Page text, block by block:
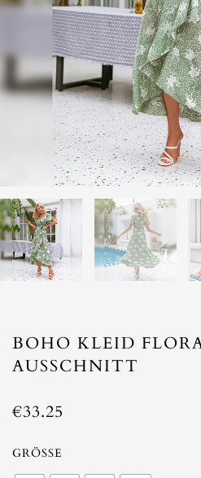
BOHO KLEID
AUSSCHNITT
€33.25
GRÖSSE
Boho